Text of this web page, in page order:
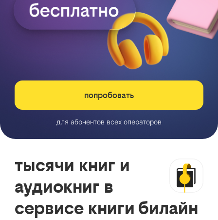
попробовать
для абонентов всех операторов
тысячи книг и
аудиокниг в
сервисе книги билайн